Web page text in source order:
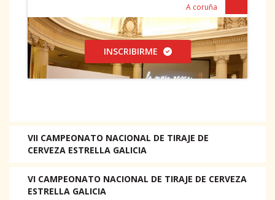
A coruña
INSCRIBIRME
VII CAMPEONATO NACIONAL DE TIRAJE DE
CERVEZA ESTRELLA GALICIA
VI CAMPEONATO NACIONAL DE TIRAJE DE CERVEZA
ESTRELLA GALICIA